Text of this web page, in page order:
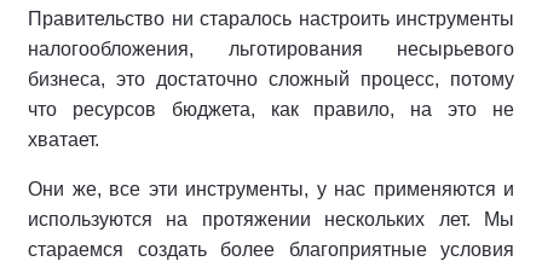
Правительство ни старалось настроить инструменты
налогообложения, льготирования несырьевого
бизнеса, это достаточно сложный процесс, потому
что ресурсов бюджета, как правило, на это не
хватает.
Они же, все эти инструменты, у нас применяются и
используются на протяжении нескольких лет. Мы
стараемся создать более благоприятные условия